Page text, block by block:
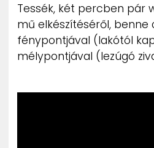
Tessék, két percben pár
mű elkészítéséről, benne
fénypontjával (lakótól
mélypontjával (lezúgó